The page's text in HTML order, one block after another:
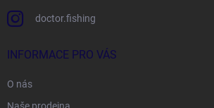
doctor.fishing
INFORMACE PRO VÁS
O nás